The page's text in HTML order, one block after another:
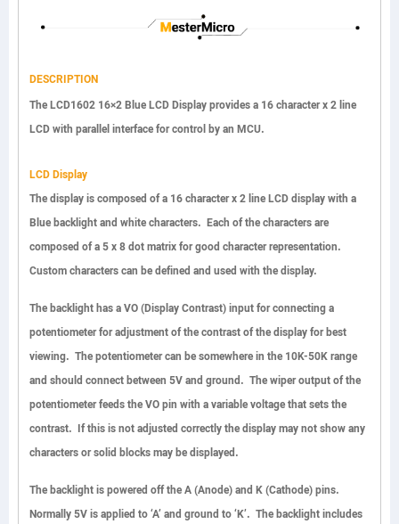
DESCRIPTION
The LCD1602 16×2 Blue LCD Display provides a 16 character x 2 line
LCD with parallel interface for control by an MCU.
LCD Display
The display is composed of a 16 character x 2 line LCD display with a
Blue backlight and white characters. Each of the characters are
composed of a 5 x 8 dot matrix for good character representation.
Custom characters can be defined and used with the display.
The backlight has aVO(Display Contrast) input for connecting a
potentiometer for adjustment of the contrast of the display for best
viewing. The potentiometer can be somewhere in the 10K-50K range
and should connect between 5V and ground. The wiper output of the
potentiometer feeds the VO pin with a variable voltage that sets the
contrast. If this is not adjusted correctly the display may not show any
characters or solid blocks may be displayed.
The backlight is powered off theA(Anode) and K(Cathode) pins.
Normally 5V is applied to ‘A’ and ground to ‘K’. The backlight includes